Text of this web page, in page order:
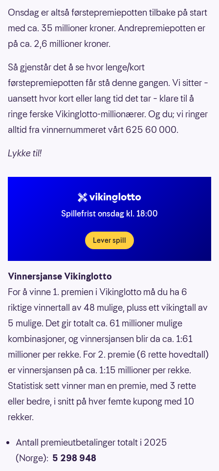
Onsdag er altså førstepremiepotten tilbake på start
med ca. 35 millioner kroner. Andrepremiepotten er
på ca. 2,6 millioner kroner.
Så gjenstår det å se hvor lenge/kort
førstepremiepotten får stå denne gangen. Vi sitter –
uansett hvor kort eller lang tid det tar – klare til å
ringe ferske Vikinglotto-millionærer. Og du; vi ringer
alltid fra vinnernummeret vårt 625 60 000.
Lykke til!
Spillefrist onsdag kl. 18:00
Lever spill
Vinnersjanse Vikinglotto
For å vinne 1. premien i Vikinglotto må du ha 6
riktige vinnertall av 48 mulige, pluss ett vikingtall av
5 mulige. Det gir totalt ca. 61 millioner mulige
kombinasjoner, og vinnersjansen blir da ca. 1:61
millioner per rekke. For 2. premie (6 rette hovedtall)
er vinnersjansen på ca. 1:15 millioner per rekke.
Statistisk sett vinner man en premie, med 3 rette
eller bedre, i snitt på hver femte kupong med 10
rekker.
Antall premieutbetalinger totalt i 2025
(Norge): 5 298 948